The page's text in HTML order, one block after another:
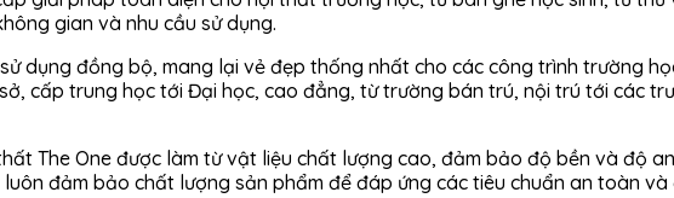
gian và nhu cầu sử dụng.
dụng đồng bộ, mang lại vẻ đẹp thống nhất cho các công trình trường
cấp trung học tới Đại học, cao đẳng, từ trường bán trú, nội trú tới các
The One được làm từ vật liệu chất lượng cao, đảm bảo độ bền và độ
đảm bảo chất lượng sản phẩm để đáp ứng các tiêu chuẩn an toàn và